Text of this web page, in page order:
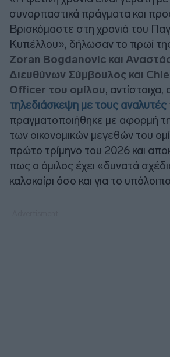
συναρπαστικά πράγματα και
Βρισκόμαστε στη χρονιά του
Κυπέλλου», δήλωσαν το πρωί
Zoran Bogdanovic και
Διευθύνων Σύμβουλος και
Officer του ομίλου, αντίστοιχα,
τηλεδιάσκεψη με τους αναλυτές
πραγματοποιήθηκε με αφορμή
των οικονομικών μεγεθών του
πρώτο τρίμηνο του 2026 και
πως ο όμιλος έχει «δυνατά
καλοκαίρι όσο και για το